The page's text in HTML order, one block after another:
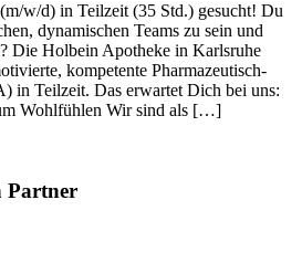
w/d) in Teilzeit (35 Std.) gesucht! Du
dynamischen Teams zu sein und
Die Holbein Apotheke in Karlsruhe
kompetente Pharmazeutisch-
in Teilzeit. Das erwartet Dich bei uns:
Wohlfühlen Wir sind als […]
Partner